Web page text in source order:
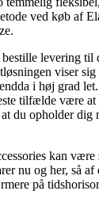
ved køb af
levering til
viser
i høj grad
tilfælde være at
du opholder
kan være
nu og her, så af
på